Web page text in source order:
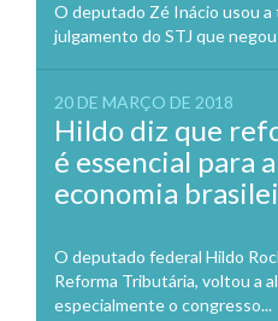
O deputado Zé Inácio usou
julgamento do STJ que
20 DE MARÇO DE 2018
Hildo diz que
é essencial para
economia
O deputado federal Hildo
Reforma Tributária, voltou a
especialmente o congresso...